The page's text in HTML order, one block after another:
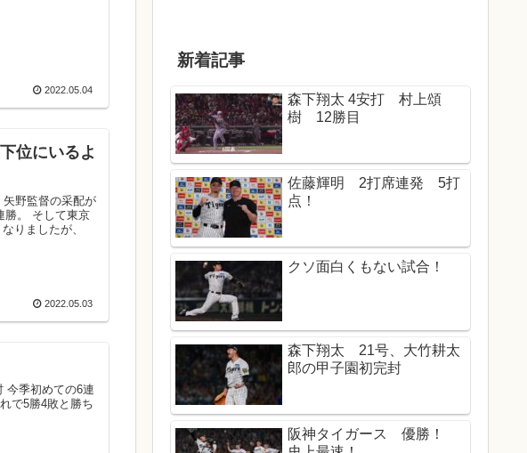
2022.05.04
位にいるよ
野監督の采配が
勝。 そして東京
りましたが、
2022.05.03
季初めての6連
で5勝4敗と勝ち
新着記事
森下翔太 4安打 村上頌
樹 12勝目
佐藤輝明 2打席連発 5打
点！
クソ面白くもない試合！
森下翔太 21号、大竹耕太
郎の甲子園初完封
阪神タイガース 優勝！